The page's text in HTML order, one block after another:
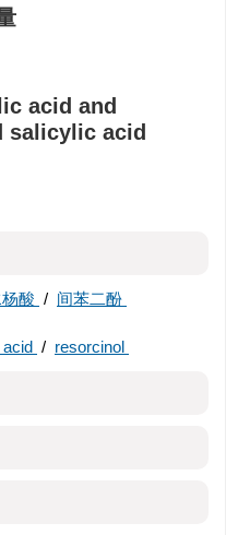
acid and
salicylic acid
酸 / 间苯二酚
/ resorcinol